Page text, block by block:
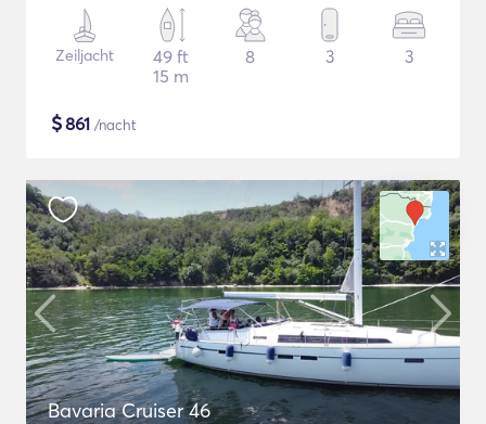
Zeiljacht
49 ft
15 m
8 3 3
$861 /nacht
Bavaria Cruiser 46